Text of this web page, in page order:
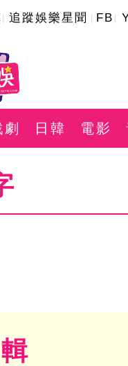
追蹤娛樂星聞 FB
劇 日韓 電影